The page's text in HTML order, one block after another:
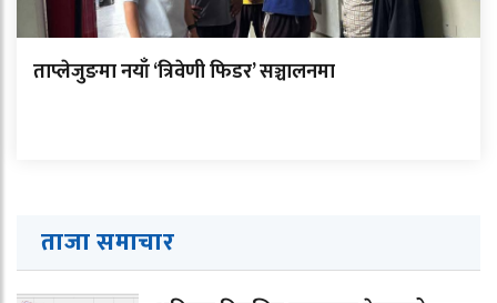
ताप्लेजुङमा नयाँ ‘त्रिवेणी फिडर’ सञ्चालनमा
ताजा समाचार